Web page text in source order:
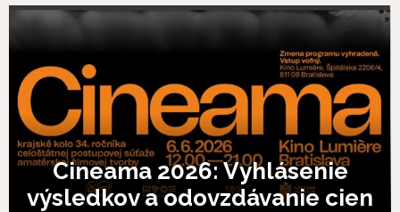
Cineama 2026: Vyhlásenie
výsledkov a odovzdávanie cien